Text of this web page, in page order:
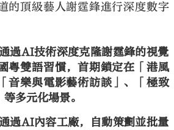
的頂級藝人謝霆鋒進行深度數字
過AI技術深度克隆謝霆鋒的視覺
粵雙語習慣，首期鎖定在「港風
音樂與電影藝術訪談」、「極致
多元化場景。
過AI內容工廠，自動策劃並批量